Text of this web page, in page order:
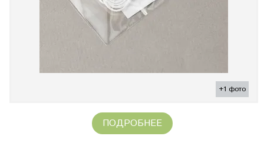
+1 фото
ПОДРОБНЕЕ